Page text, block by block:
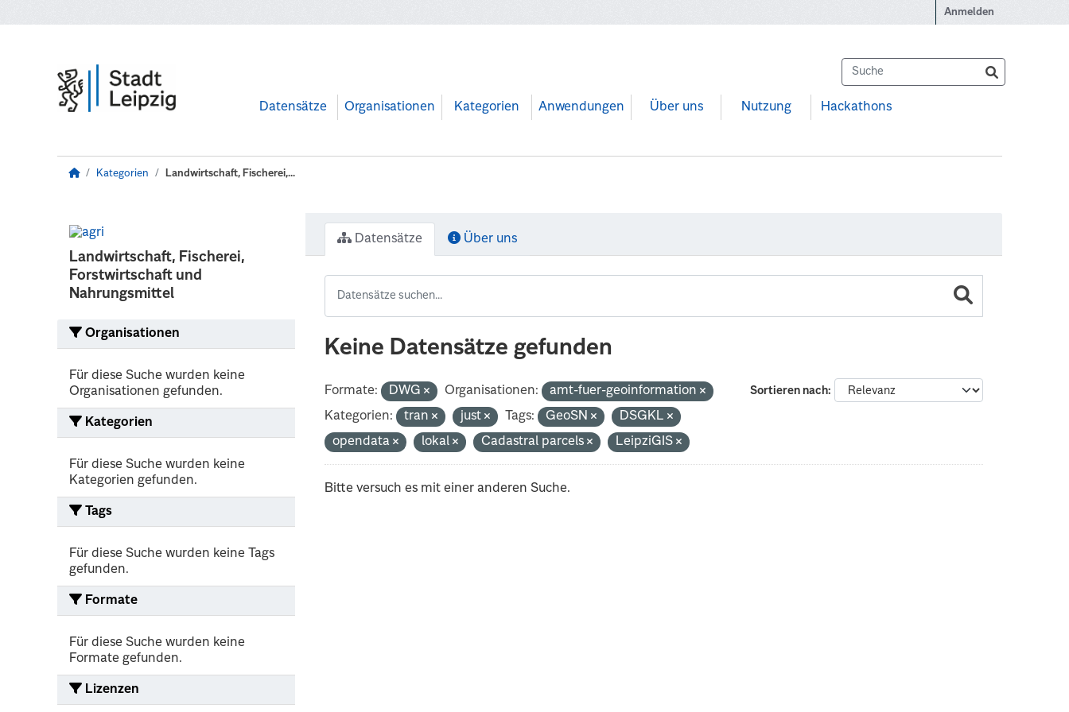
Anmelden
Datensätze Organisationen Kategorien Anwendungen Über uns Nutzung Hackathons
Kategorien Landwirtschaft, Fischerei,...
Landwirtschaft, Fischerei,
Forstwirtschaft und
Nahrungsmittel
Organisationen
Für diese Suche wurden keine
Organisationen gefunden.
Kategorien
Für diese Suche wurden keine
Kategorien gefunden.
Tags
Für diese Suche wurden keine Tags
gefunden.
Formate
Für diese Suche wurden keine
Formate gefunden.
Lizenzen
Datensätze Über uns
Keine Datensätze gefunden
Sortieren nach
Formate: DWG Organisationen:
amt-fuer-geoinformation
Kategorien:
tran just Tags: GeoSN
DSGKL
opendata
lokal Cadastral parcels LeipziGIS
Bitte versuch es mit einer anderen Suche.